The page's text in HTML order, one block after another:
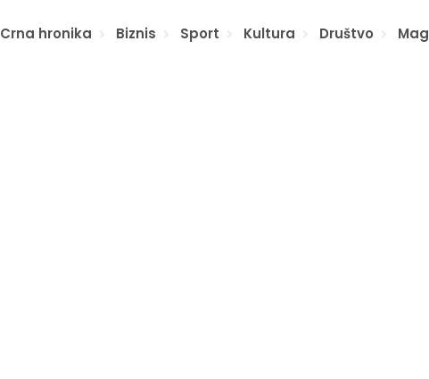
Crna hronika Biznis Sport Kultura Društvo